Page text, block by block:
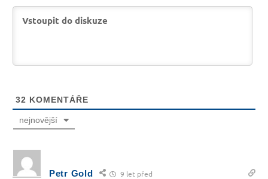
32 KOMENTÁŘE
nejnovější
Petr Gold 9 let před